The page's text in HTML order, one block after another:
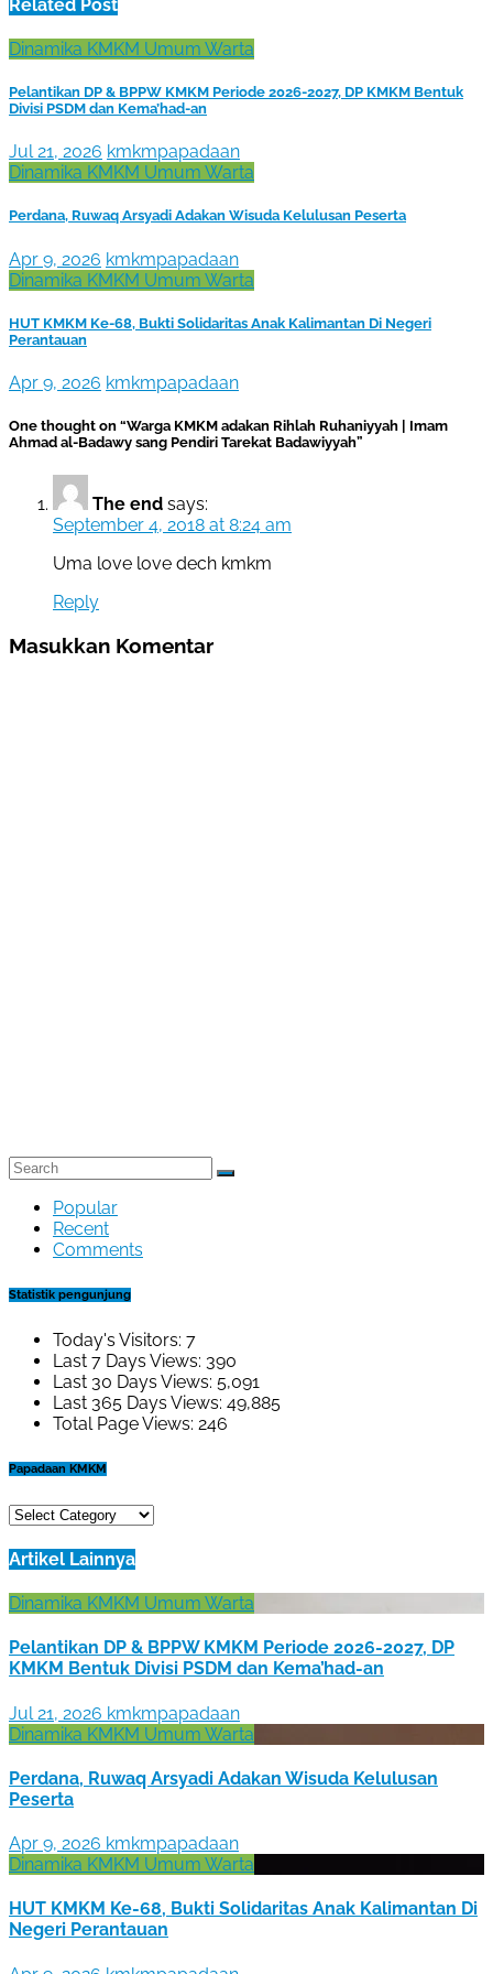
Related Post
Dinamika KMKM Umum Warta
Pelantikan DP & BPPW KMKM Periode 2026-2027, DP KMKM Bentuk
Divisi PSDM dan Kema’had-an
Jul 21, 2026 kmkmpapadaan
Dinamika KMKM Umum Warta
Perdana, Ruwaq Arsyadi Adakan Wisuda Kelulusan Peserta
Apr 9, 2026 kmkmpapadaan
Dinamika KMKM Umum Warta
HUT KMKM Ke-68, Bukti Solidaritas Anak Kalimantan Di Negeri
Perantauan
Apr 9, 2026 kmkmpapadaan
One thought on “Warga KMKM adakan Rihlah Ruhaniyyah | Imam
Ahmad al-Badawy sang Pendiri Tarekat Badawiyyah”
The end says:
September 4, 2018 at 8:24 am
Uma love love dech kmkm
Reply
Masukkan Komentar
Popular
Recent
Comments
Statistik pengunjung
Today's Visitors: 7
Last 7 Days Views: 390
Last 30 Days Views: 5,091
Last 365 Days Views: 49,885
Total Page Views: 246
Papadaan KMKM
Papadaan
Artikel Lainnya
Dinamika KMKM Umum Warta
Pelantikan DP & BPPW KMKM Periode 2026-2027, DP
KMKM Bentuk Divisi PSDM dan Kema’had-an
Jul 21, 2026 kmkmpapadaan
Dinamika KMKM Umum Warta
Perdana, Ruwaq Arsyadi Adakan Wisuda Kelulusan
Peserta
Apr 9, 2026 kmkmpapadaan
Dinamika KMKM Umum Warta
HUT KMKM Ke-68, Bukti Solidaritas Anak Kalimantan Di
Negeri Perantauan